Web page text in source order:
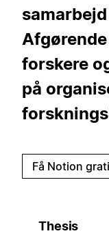
forskere
på
Få Notion
Thesis